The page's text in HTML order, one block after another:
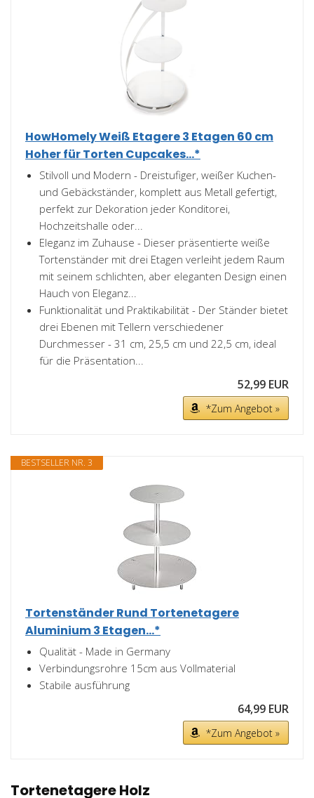
HowHomely Weiß Etagere 3 Etagen 60 cm
Hoher für Torten Cupcakes...*
Stilvoll und Modern - Dreistufiger, weißer Kuchen-
und Gebäckständer, komplett aus Metall gefertigt,
perfekt zur Dekoration jeder Konditorei,
Hochzeitshalle oder...
Eleganz im Zuhause - Dieser präsentierte weiße
Tortenständer mit drei Etagen verleiht jedem Raum
mit seinem schlichten, aber eleganten Design einen
Hauch von Eleganz...
Funktionalität und Praktikabilität - Der Ständer bietet
drei Ebenen mit Tellern verschiedener
Durchmesser - 31 cm, 25,5 cm und 22,5 cm, ideal
für die Präsentation...
52,99 EUR
*Zum Angebot »
BESTSELLER NR. 3
Tortenständer Rund Tortenetagere
Aluminium 3 Etagen...*
Qualität - Made in Germany
Verbindungsrohre 15cm aus Vollmaterial
Stabile ausführung
64,99 EUR
*Zum Angebot »
Tortenetagere Holz